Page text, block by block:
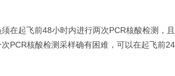
须在起飞前48小时内进行两次PCR核酸检测
PCR核酸检测采样确有困难，可以在起飞前